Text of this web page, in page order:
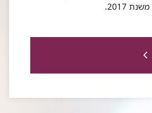
2017.